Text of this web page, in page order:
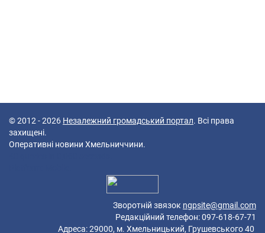
© 2012 - 2026 Незалежний громадський портал. Всі права
захищені.
Оперативні новини Хмельниччини.
Зворотній звязок ngpsite@gmail.com
Редакційний телефон: 097-618-67-71
Адреса: 29000, м. Хмельницький, Грушевського 40